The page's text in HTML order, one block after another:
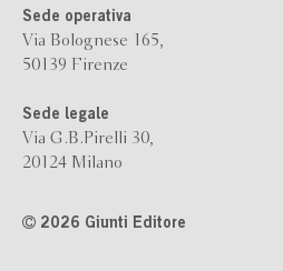
Sede operativa
Via Bolognese 165,
50139 Firenze
Sede legale
Via G.B.Pirelli 30,
20124 Milano
2026 Giunti Editore